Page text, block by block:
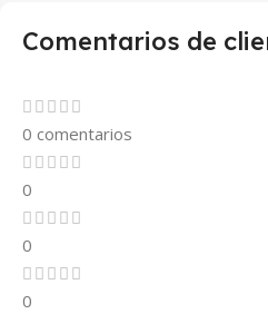
Comentarios de
0 comentarios
0
0
0